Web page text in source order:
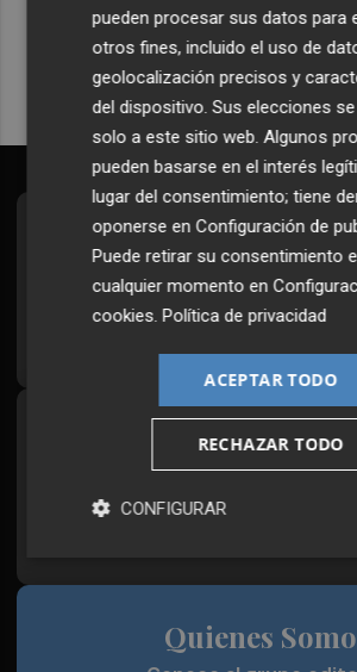
Quiero
Suscríbete al
Todos los días a primera hora
Síguenos en
Plaza Podcast, desde
Quienes
pueden procesar sus datos para
otros fines, incluido el uso de
geolocalización precisos y
del dispositivo. Sus elecciones
solo a este sitio web. Algunos
pueden basarse en el interés
lugar del consentimiento; tiene
oponerse enConfiguración de
Puede retirar su consentimiento
cualquier momento en
cookies .Política de privacidad
ACEPTAR TODO
RECHAZAR TODO
CONFIGURAR